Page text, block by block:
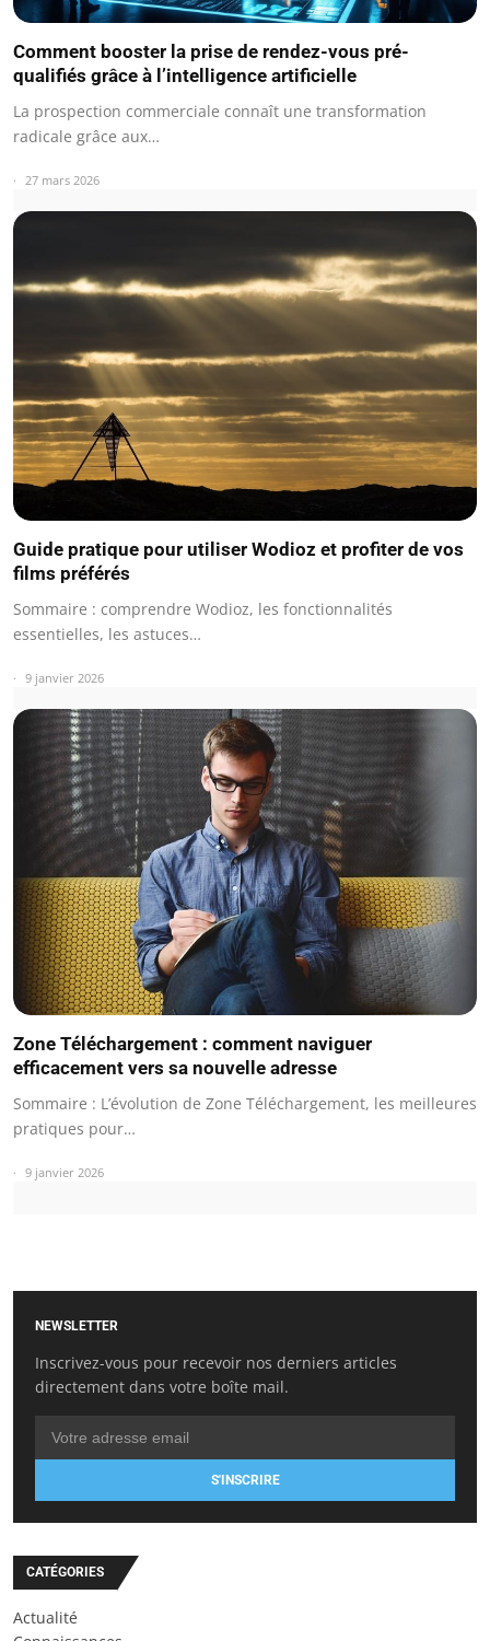
Comment booster la prise de rendez-vous pré-
qualifiés grâce à l’intelligence artificielle
La prospection commerciale connaît une transformation
radicale grâce aux…
27 mars 2026
Guide pratique pour utiliser Wodioz et profiter de vos
films préférés
Sommaire : comprendre Wodioz, les fonctionnalités
essentielles, les astuces…
9 janvier 2026
Zone Téléchargement : comment naviguer
efficacement vers sa nouvelle adresse
Sommaire : L’évolution de Zone Téléchargement, les meilleures
pratiques pour…
9 janvier 2026
NEWSLETTER
Inscrivez-vous pour recevoir nos derniers articles
directement dans votre boîte mail.
S'INSCRIRE
CATÉGORIES
Actualité